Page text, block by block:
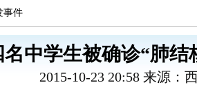
事件
名中学生被确诊“肺结
2015-10-23 20:58 来源：